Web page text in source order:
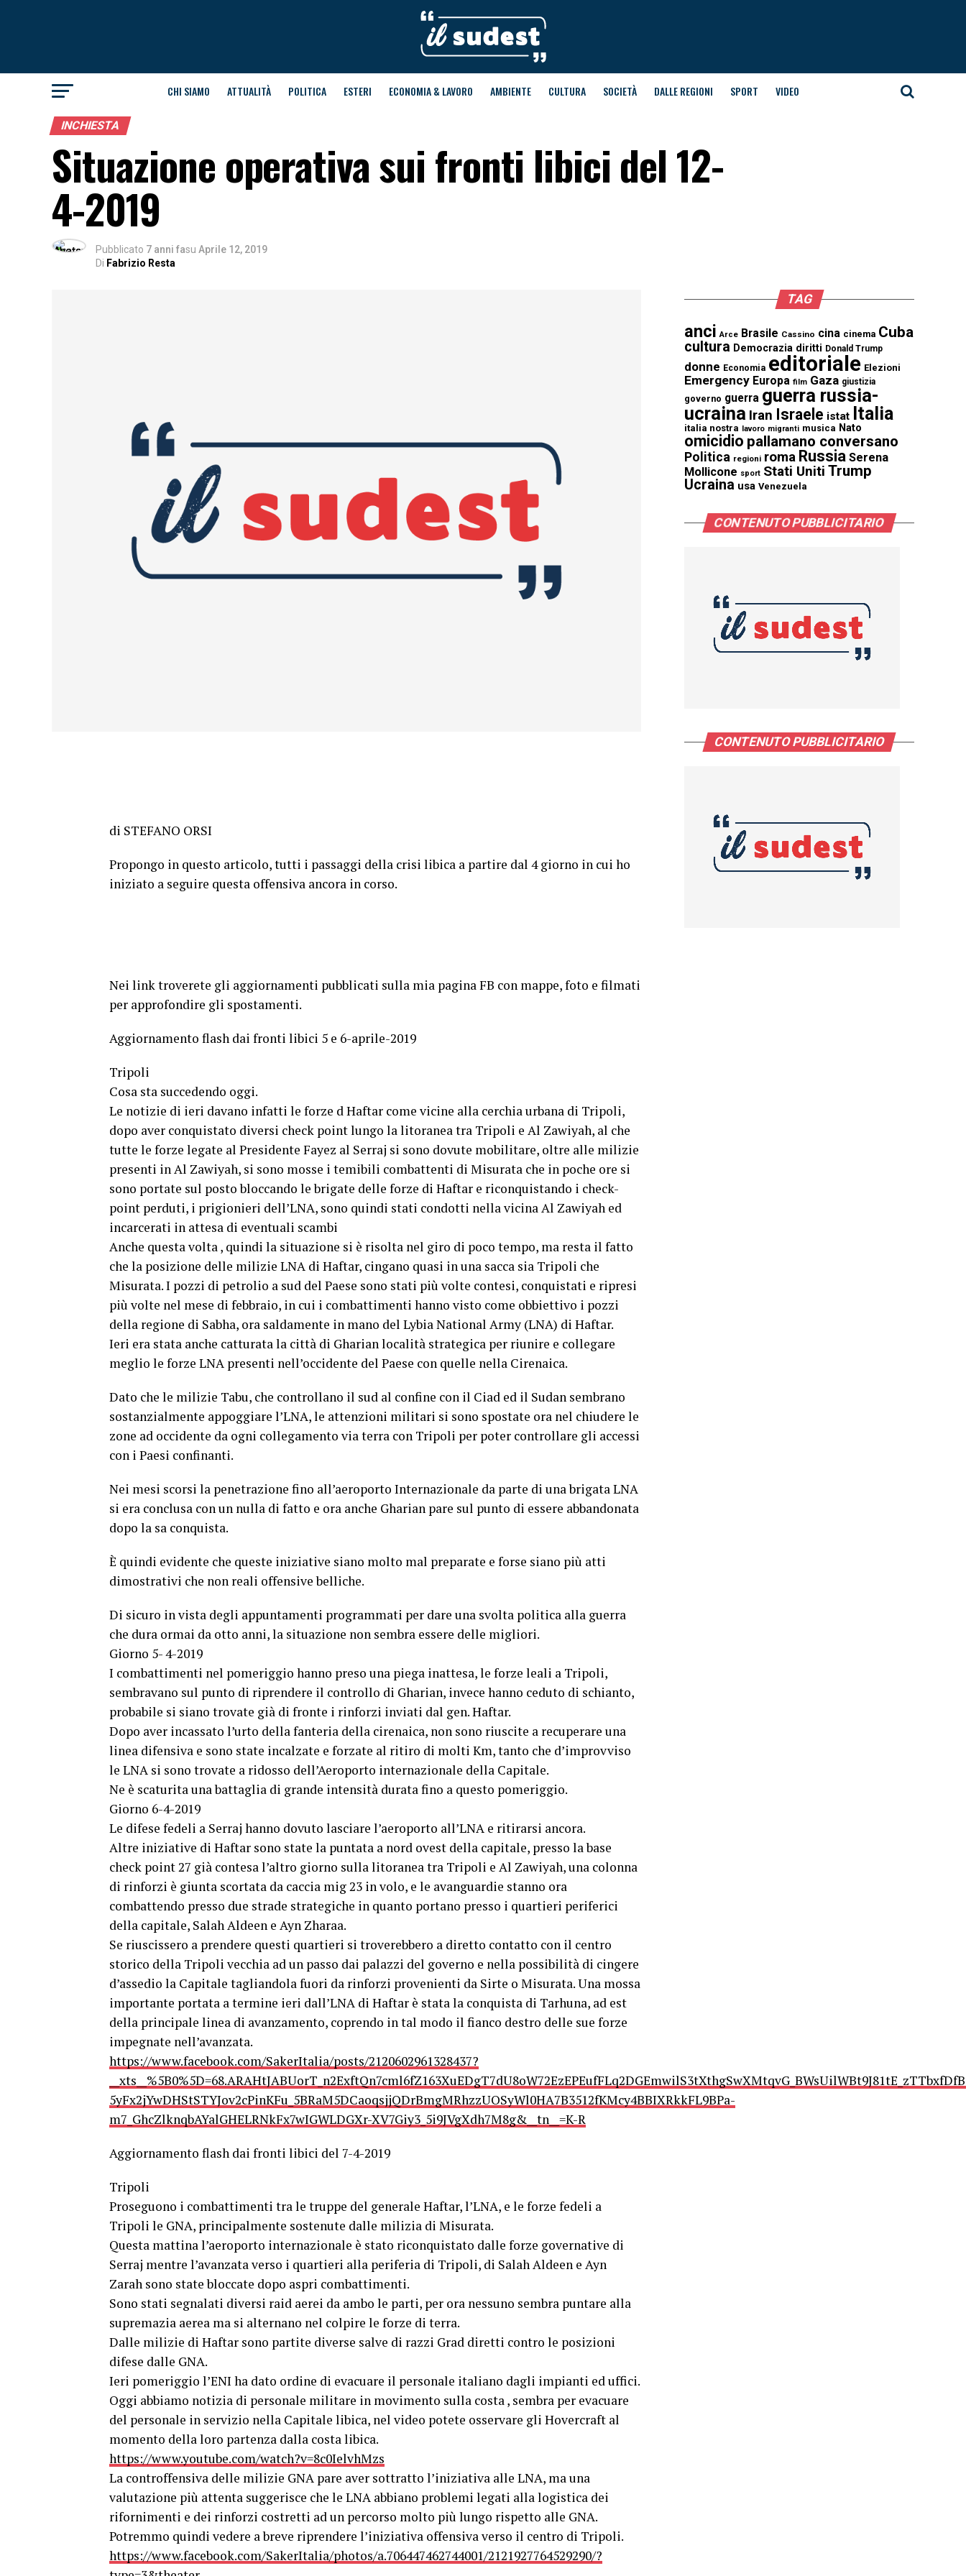
CHI SIAMO ATTUALITÀ POLITICA ESTERI ECONOMIA & LAVORO AMBIENTE CULTURA SOCIETÀ DALLE REGIONI SPORT VIDEO
INCHIESTA
Situazione operativa sui fronti libici del 12-
4-2019
Pubblicato 7 anni fasu Aprile 12, 2019
Di Fabrizio Resta
di STEFANO ORSI
Propongo in questo articolo, tutti i passaggi della crisi libica a partire dal 4 giorno in cui ho
iniziato a seguire questa offensiva ancora in corso.
Nei link troverete gli aggiornamenti pubblicati sulla mia pagina FB con mappe, foto e filmati
per approfondire gli spostamenti.
Aggiornamento flash dai fronti libici 5 e 6-aprile-2019
Tripoli
Cosa sta succedendo oggi.
Le notizie di ieri davano infatti le forze d Haftar come vicine alla cerchia urbana di Tripoli,
dopo aver conquistato diversi check point lungo la litoranea tra Tripoli e Al Zawiyah, al che
tutte le forze legate al Presidente Fayez al Serraj si sono dovute mobilitare, oltre alle milizie
presenti in Al Zawiyah, si sono mosse i temibili combattenti di Misurata che in poche ore si
sono portate sul posto bloccando le brigate delle forze di Haftar e riconquistando i check-
point perduti, i prigionieri dell’LNA, sono quindi stati condotti nella vicina Al Zawiyah ed
incarcerati in attesa di eventuali scambi
Anche questa volta , quindi la situazione si è risolta nel giro di poco tempo, ma resta il fatto
che la posizione delle milizie LNA di Haftar, cingano quasi in una sacca sia Tripoli che
Misurata. I pozzi di petrolio a sud del Paese sono stati più volte contesi, conquistati e ripresi
più volte nel mese di febbraio, in cui i combattimenti hanno visto come obbiettivo i pozzi
della regione di Sabha, ora saldamente in mano del Lybia National Army (LNA) di Haftar.
Ieri era stata anche catturata la città di Gharian località strategica per riunire e collegare
meglio le forze LNA presenti nell’occidente del Paese con quelle nella Cirenaica.
Dato che le milizie Tabu, che controllano il sud al confine con il Ciad ed il Sudan sembrano
sostanzialmente appoggiare l’LNA, le attenzioni militari si sono spostate ora nel chiudere le
zone ad occidente da ogni collegamento via terra con Tripoli per poter controllare gli accessi
con i Paesi confinanti.
Nei mesi scorsi la penetrazione fino all’aeroporto Internazionale da parte di una brigata LNA
si era conclusa con un nulla di fatto e ora anche Gharian pare sul punto di essere abbandonata
dopo la sa conquista.
È quindi evidente che queste iniziative siano molto mal preparate e forse siano più atti
dimostrativi che non reali offensive belliche.
Di sicuro in vista degli appuntamenti programmati per dare una svolta politica alla guerra
che dura ormai da otto anni, la situazione non sembra essere delle migliori.
Giorno 5- 4-2019
I combattimenti nel pomeriggio hanno preso una piega inattesa, le forze leali a Tripoli,
sembravano sul punto di riprendere il controllo di Gharian, invece hanno ceduto di schianto,
probabile si siano trovate già di fronte i rinforzi inviati dal gen. Haftar.
Dopo aver incassato l’urto della fanteria della cirenaica, non sono riuscite a recuperare una
linea difensiva e sono state incalzate e forzate al ritiro di molti Km, tanto che d’improvviso
le LNA si sono trovate a ridosso dell’Aeroporto internazionale della Capitale.
Ne è scaturita una battaglia di grande intensità durata fino a questo pomeriggio.
Giorno 6-4-2019
Le difese fedeli a Serraj hanno dovuto lasciare l’aeroporto all’LNA e ritirarsi ancora.
Altre iniziative di Haftar sono state la puntata a nord ovest della capitale, presso la base
check point 27 già contesa l’altro giorno sulla litoranea tra Tripoli e Al Zawiyah, una colonna
di rinforzi è giunta scortata da caccia mig 23 in volo, e le avanguardie stanno ora
combattendo presso due strade strategiche in quanto portano presso i quartieri periferici
della capitale, Salah Aldeen e Ayn Zharaa.
Se riuscissero a prendere questi quartieri si troverebbero a diretto contatto con il centro
storico della Tripoli vecchia ad un passo dai palazzi del governo e nella possibilità di cingere
d’assedio la Capitale tagliandola fuori da rinforzi provenienti da Sirte o Misurata. Una mossa
importante portata a termine ieri dall’LNA di Haftar è stata la conquista di Tarhuna, ad est
della principale linea di avanzamento, coprendo in tal modo il fianco destro delle sue forze
impegnate nell’avanzata.
https://www.facebook.com/SakerItalia/posts/2120602961328437?
5yFx2jYwDHStSTYJov2cPinKFu_5BRaM5DCaoqsjjQDrBmgMRhzzUOSyWl0HA7B3512fKMcy4BBIXRkkFL9BPa-
m7_GhcZlknqbAYalGHELRNkFx7wIGWLDGXr-XV7Giy3_5i9JVgXdh7M8g&__tn__=K-R
Aggiornamento flash dai fronti libici del 7-4-2019
Tripoli
Proseguono i combattimenti tra le truppe del generale Haftar, l’LNA, e le forze fedeli a
Tripoli le GNA, principalmente sostenute dalle milizia di Misurata.
Questa mattina l’aeroporto internazionale è stato riconquistato dalle forze governative di
Serraj mentre l’avanzata verso i quartieri alla periferia di Tripoli, di Salah Aldeen e Ayn
Zarah sono state bloccate dopo aspri combattimenti.
Sono stati segnalati diversi raid aerei da ambo le parti, per ora nessuno sembra puntare alla
supremazia aerea ma si alternano nel colpire le forze di terra.
Dalle milizie di Haftar sono partite diverse salve di razzi Grad diretti contro le posizioni
difese dalle GNA.
Ieri pomeriggio l’ENI ha dato ordine di evacuare il personale italiano dagli impianti ed uffici.
Oggi abbiamo notizia di personale militare in movimento sulla costa , sembra per evacuare
del personale in servizio nella Capitale libica, nel video potete osservare gli Hovercraft al
momento della loro partenza dalla costa libica.
https://www.youtube.com/watch?v=8c0IelvhMzs
La controffensiva delle milizie GNA pare aver sottratto l’iniziativa alle LNA, ma una
valutazione più attenta suggerisce che le LNA abbiano problemi legati alla logistica dei
rifornimenti e dei rinforzi costretti ad un percorso molto più lungo rispetto alle GNA.
Potremmo quindi vedere a breve riprendere l’iniziativa offensiva verso il centro di Tripoli.
https://www.facebook.com/SakerItalia/photos/a.706447462744001/2121927764529290/?
TAG
anci Arce Brasile Cassino cina cinema Cuba
cultura Democrazia diritti Donald Trump
donne Economia editoriale Elezioni
Emergency Europa film Gaza giustizia
governo guerra guerra russia-
ucraina Iran Israele istat Italia
italia nostra lavoro migranti musica Nato
omicidio pallamano conversano
Politica regioni roma Russia Serena
Mollicone sport Stati Uniti Trump
Ucraina usa Venezuela
CONTENUTO PUBBLICITARIO
CONTENUTO PUBBLICITARIO